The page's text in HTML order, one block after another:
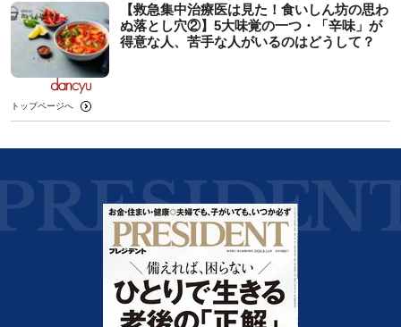
【救急集中治療医は見た！食いしん坊の思わ
ぬ落とし穴②】5大味覚の一つ・「辛味」が
得意な人、苦手な人がいるのはどうして？
トップページへ